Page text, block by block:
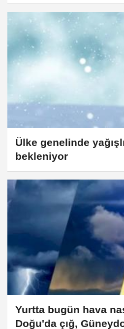
Ülke genelinde
bekleniyor
Yurtta bugün hava
Doğu'da çığ,